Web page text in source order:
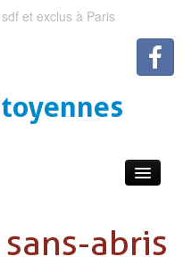
et exclus à Paris
sans-abris